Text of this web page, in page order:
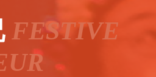
FESTIVE